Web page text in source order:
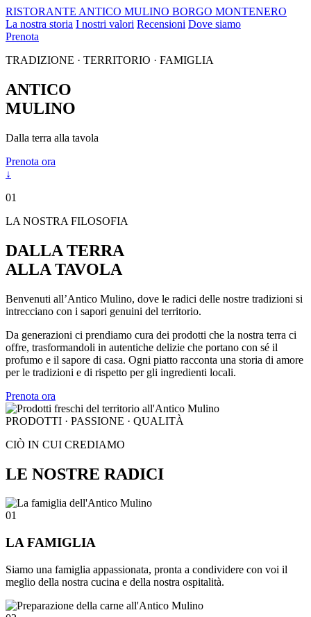
RISTORANTE ANTICO MULINO BORGO MONTENERO
La nostra storia I nostri valori Recensioni Dove siamo
Prenota
TRADIZIONE · TERRITORIO · FAMIGLIA
ANTICO
MULINO
Dalla terra alla tavola
Prenota ora
↓
01
LA NOSTRA FILOSOFIA
DALLA TERRA
ALLA TAVOLA
Benvenuti all’Antico Mulino, dove le radici delle nostre tradizioni si
intrecciano con i sapori genuini del territorio.
Da generazioni ci prendiamo cura dei prodotti che la nostra terra ci
offre, trasformandoli in autentiche delizie che portano con sé il
profumo e il sapore di casa. Ogni piatto racconta una storia di amore
per le tradizioni e di rispetto per gli ingredienti locali.
Prenota ora
PRODOTTI · PASSIONE · QUALITÀ
CIÒ IN CUI CREDIAMO
LE NOSTRE RADICI
01
LA FAMIGLIA
Siamo una famiglia appassionata, pronta a condividere con voi il
meglio della nostra cucina e della nostra ospitalità.